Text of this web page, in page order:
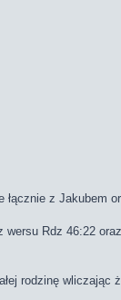
z Jakubem
Rdz 46:22
rodzinę